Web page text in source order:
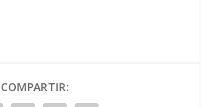
COMPARTIR: